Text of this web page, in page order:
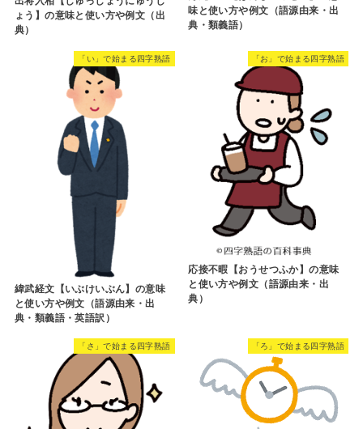
ょう】の意味と使い方や例文（出
典）
味と使い方や例文（語源由来・出
典・類義語）
「い」で始まる四字熟語
緯武経文【いぶけいぶん】の意味
と使い方や例文（語源由来・出
典・類義語・英語訳）
「お」で始まる四字熟語
応接不暇【おうせつふか】の意味
と使い方や例文（語源由来・出
典）
「さ」で始まる四字熟語 「ろ」で始まる四字熟語